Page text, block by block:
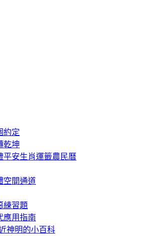
約定
乾坤
平安生肖運籤農民曆
空間通道
練習題
應用指南
神明的小百科